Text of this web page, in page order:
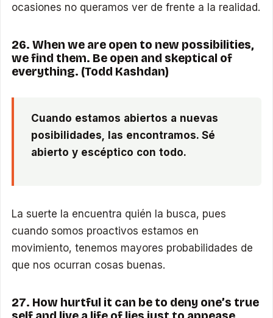
ocasiones no queramos ver de frente a la realidad.
26. When we are open to new possibilities,
we find them. Be open and skeptical of
everything. (Todd Kashdan)
Cuando estamos abiertos a nuevas
posibilidades, las encontramos. Sé
abierto y escéptico con todo.
La suerte la encuentra quién la busca, pues
cuando somos proactivos estamos en
movimiento, tenemos mayores probabilidades de
que nos ocurran cosas buenas.
27. How hurtful it can be to deny one’s true